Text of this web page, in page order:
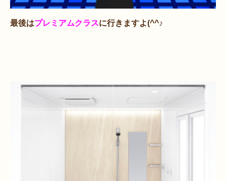
最後はプレミアムクラスに行きますよ(^^♪